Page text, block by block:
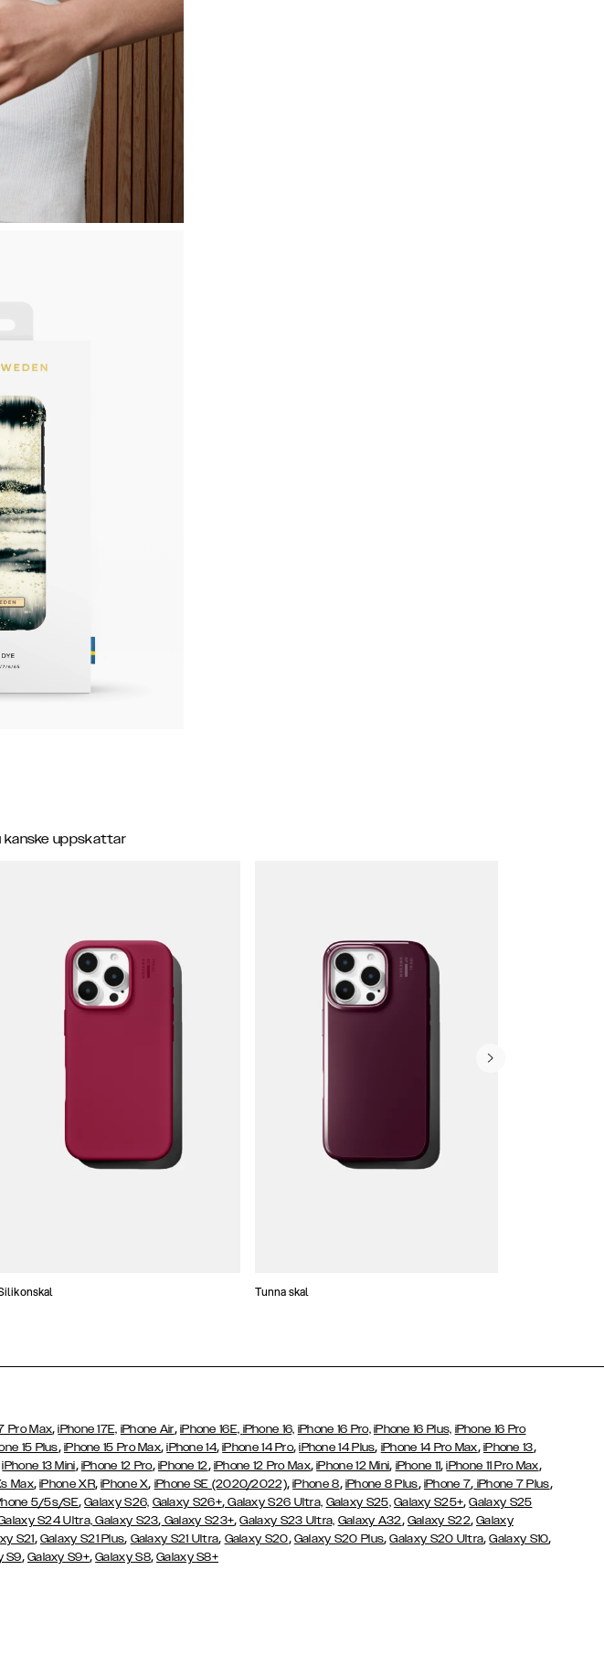
kanske uppskattar
Tunna skal
Pro Max,iPhone 17E, iPhone Air, iPhone 16E, iPhone 16, iPhone 16 Pro, iPhone 16 Plus, iPhone 16 Pro
15 Plus, iPhone 15 Pro Max,iPhone 14,iPhone 14 Pro,iPhone 14 Plus, iPhone 14 Pro Max, iPhone 13,
iPhone 13 Mini, iPhone 12 Pro, iPhone 12, iPhone 12 Pro Max,iPhone 12 Mini, iPhone 11,iPhone 11 Pro Max,
Max,iPhone XR,iPhone X, iPhone SE (2020/2022),iPhone 8, iPhone 8 Plus, iPhone 7, iPhone 7 Plus,
5/5s/SE,Galaxy S26, Galaxy S26+,Galaxy S26 Ultra, Galaxy S25, Galaxy S25+,Galaxy S25
S24 Ultra, Galaxy S23, Galaxy S23+,Galaxy S23 Ultra, Galaxy A32, Galaxy S22,Galaxy
S21, Galaxy S21 Plus, Galaxy S21 Ultra, Galaxy S20, Galaxy S20 Plus,Galaxy S20 Ultra,Galaxy S10,
S9, Galaxy S9+,Galaxy S8,Galaxy S8+